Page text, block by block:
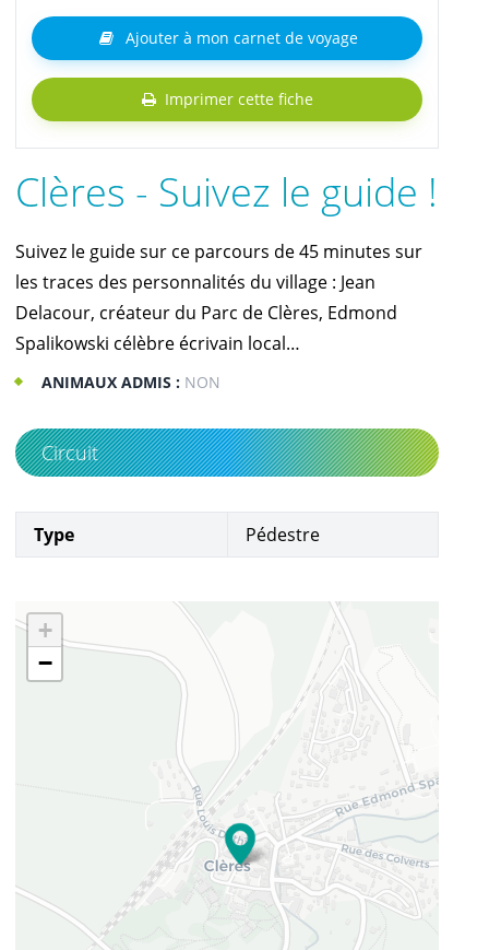
Clères - Suivez le guide !
Suivez le guide sur ce parcours de 45 minutes sur
les traces des personnalités du village : Jean
Delacour, créateur du Parc de Clères, Edmond
Spalikowski célèbre écrivain local…
ANIMAUX ADMIS : NON
Circuit
Type Pédestre
+
−
Ajouter à mon carnet de voyage
Imprimer cette fiche